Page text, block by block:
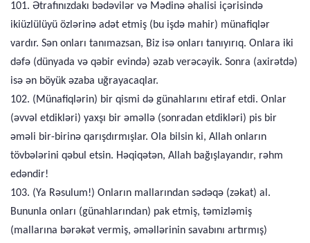
101. Ətrafınızdakı bədəvilər və Mədinə əhalisi içərisində
ikiüzlülüyü özlərinə adət etmiş (bu işdə mahir) münafiqlər
vardır. Sən onları tanımazsan, Biz isə onları tanıyırıq. Onlara iki
dəfə (dünyada və qəbir evində) əzab verəcəyik. Sonra (axirətdə)
isə ən böyük əzaba uğrayacaqlar.
102. (Münafiqlərin) bir qismi də günahlarını etiraf etdi. Onlar
(əvvəl etdikləri) yaxşı bir əməllə (sonradan etdikləri) pis bir
əməli bir-birinə qarışdırmışlar. Ola bilsin ki, Allah onların
tövbələrini qəbul etsin. Həqiqətən, Allah bağışlayandır, rəhm
edəndir!
103. (Ya Rəsulum!) Onların mallarından sədəqə (zəkat) al.
Bununla onları (günahlarından) pak etmiş, təmizləmiş
(mallarına bərəkət vermiş, əməllərinin savabını artırmış)